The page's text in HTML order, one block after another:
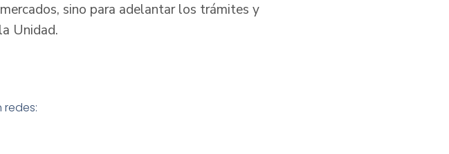
sino para adelantar los trámites y
Unidad.
redes: